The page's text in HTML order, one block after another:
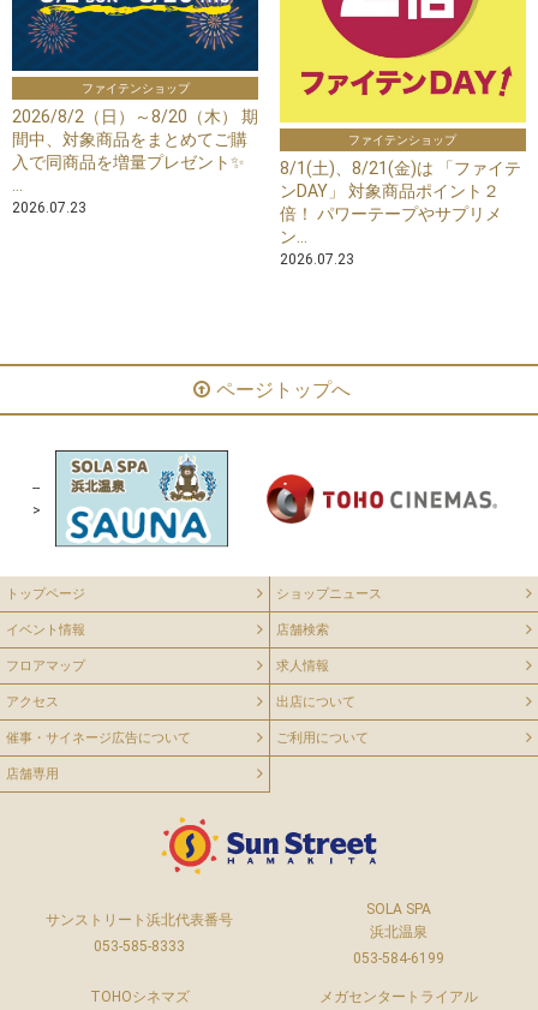
ファイテンショップ
2026/8/2（日）～8/20（木） 期
間中、対象商品をまとめてご購
入で同商品を増量プレゼント✨
...
2026.07.23
ファイテンショップ
8/1(土)、8/21(金)は 「ファイテ
ンDAY」 対象商品ポイント２
倍！ パワーテープやサプリメ
ン...
2026.07.23
ページトップへ
--
>
トップページ ショップニュース
イベント情報 店舗検索
フロアマップ 求人情報
アクセス 出店について
催事・サイネージ広告について ご利用について
店舗専用
サンストリート浜北代表番号
053-585-8333
SOLA SPA
浜北温泉
053-584-6199
TOHOシネマズ メガセンタートライアル